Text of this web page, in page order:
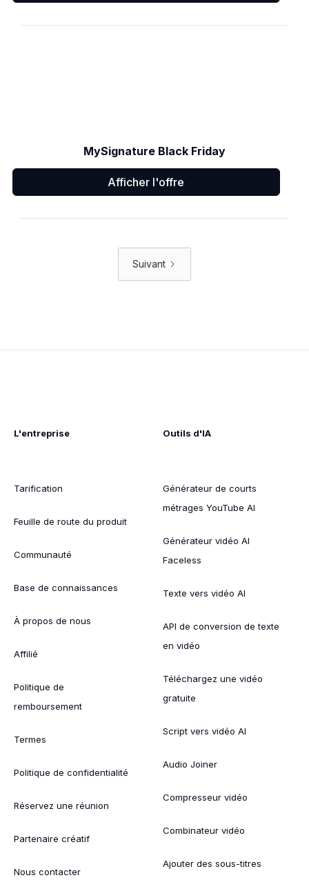
MySignature Black Friday
Afficher l'offre
Suivant
L'entreprise
Tarification
Feuille de route du produit
Communauté
Base de connaissances
À propos de nous
Affilié
Politique de
remboursement
Termes
Politique de confidentialité
Réservez une réunion
Partenaire créatif
Nous contacter
Outils d'IA
Générateur de courts
métrages YouTube AI
Générateur vidéo AI
Faceless
Texte vers vidéo AI
API de conversion de texte
en vidéo
Téléchargez une vidéo
gratuite
Script vers vidéo AI
Audio Joiner
Compresseur vidéo
Combinateur vidéo
Ajouter des sous-titres